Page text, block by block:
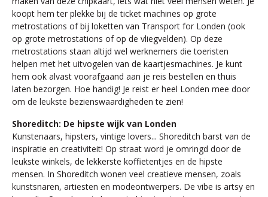
koopt hem ter plekke bij de ticket machines op grote
metrostations of bij loketten van Transport for Londen (ook
op grote metrostations of op de vliegvelden). Op deze
metrostations staan altijd wel werknemers die toeristen
helpen met het uitvogelen van de kaartjesmachines. Je kunt
hem ook alvast voorafgaand aan je reis bestellen en thuis
laten bezorgen. Hoe handig! Je reist er heel Londen mee door
om de leukste bezienswaardigheden te zien!
Shoreditch: De hipste wijk van Londen
Kunstenaars, hipsters, vintige lovers... Shoreditch barst van de
inspiratie en creativiteit! Op straat word je omringd door de
leukste winkels, de lekkerste koffietentjes en de hipste
mensen. In Shoreditch wonen veel creatieve mensen, zoals
kunstsnaren, artiesten en modeontwerpers. De vibe is artsy en